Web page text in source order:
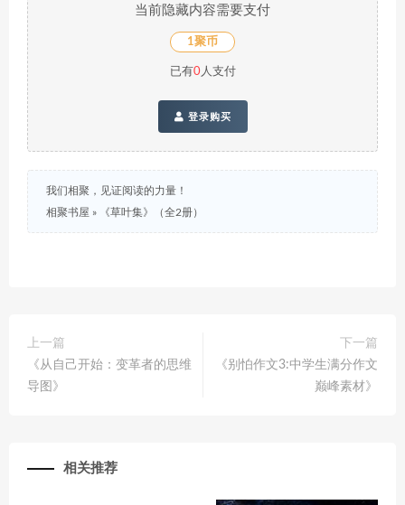
当前隐藏内容需要支付
1聚币
已有0人支付
登录购买
我们相聚，见证阅读的力量！
相聚书屋 » 《草叶集》（全2册）
上一篇
《从自己开始：变革者的思维
导图》
下一篇
《别怕作文3:中学生满分作文
巅峰素材》
相关推荐